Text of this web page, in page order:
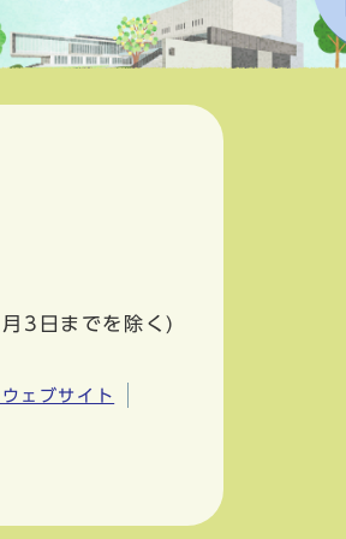
3日までを除く)
ェブサイト